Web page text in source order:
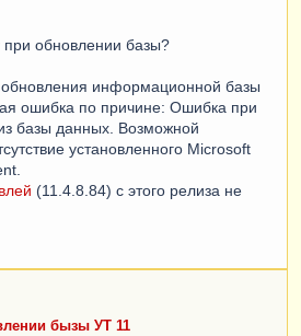
обновлении базы?
информационной базы
ошибка по причине: Ошибка при
базы данных. Возможной
установленного Microsoft
(11.4.8.84) с этого релиза не
бызы УТ 11